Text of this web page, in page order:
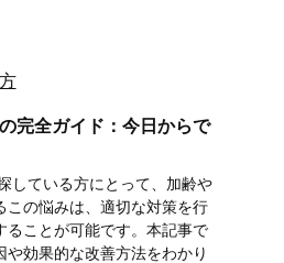
完全ガイド：今日からで
している方にとって、加齢や
この悩みは、適切な対策を行
ることが可能です。本記事で
や効果的な改善方法をわかり